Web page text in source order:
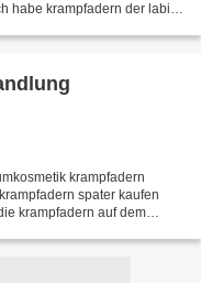
habe krampfadern der labia
krampfadern
spater kaufen
krampfadern auf dem